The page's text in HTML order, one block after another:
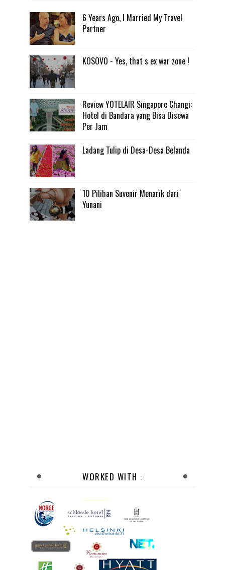
6 Years Ago, I Married My Travel
Partner
KOSOVO - Yes, that s ex war zone !
Review YOTELAIR Singapore Changi:
Hotel di Bandara yang Bisa Disewa
Per Jam
Ladang Tulip di Desa-Desa Belanda
10 Pilihan Suvenir Menarik dari
Yunani
WORKED WITH :